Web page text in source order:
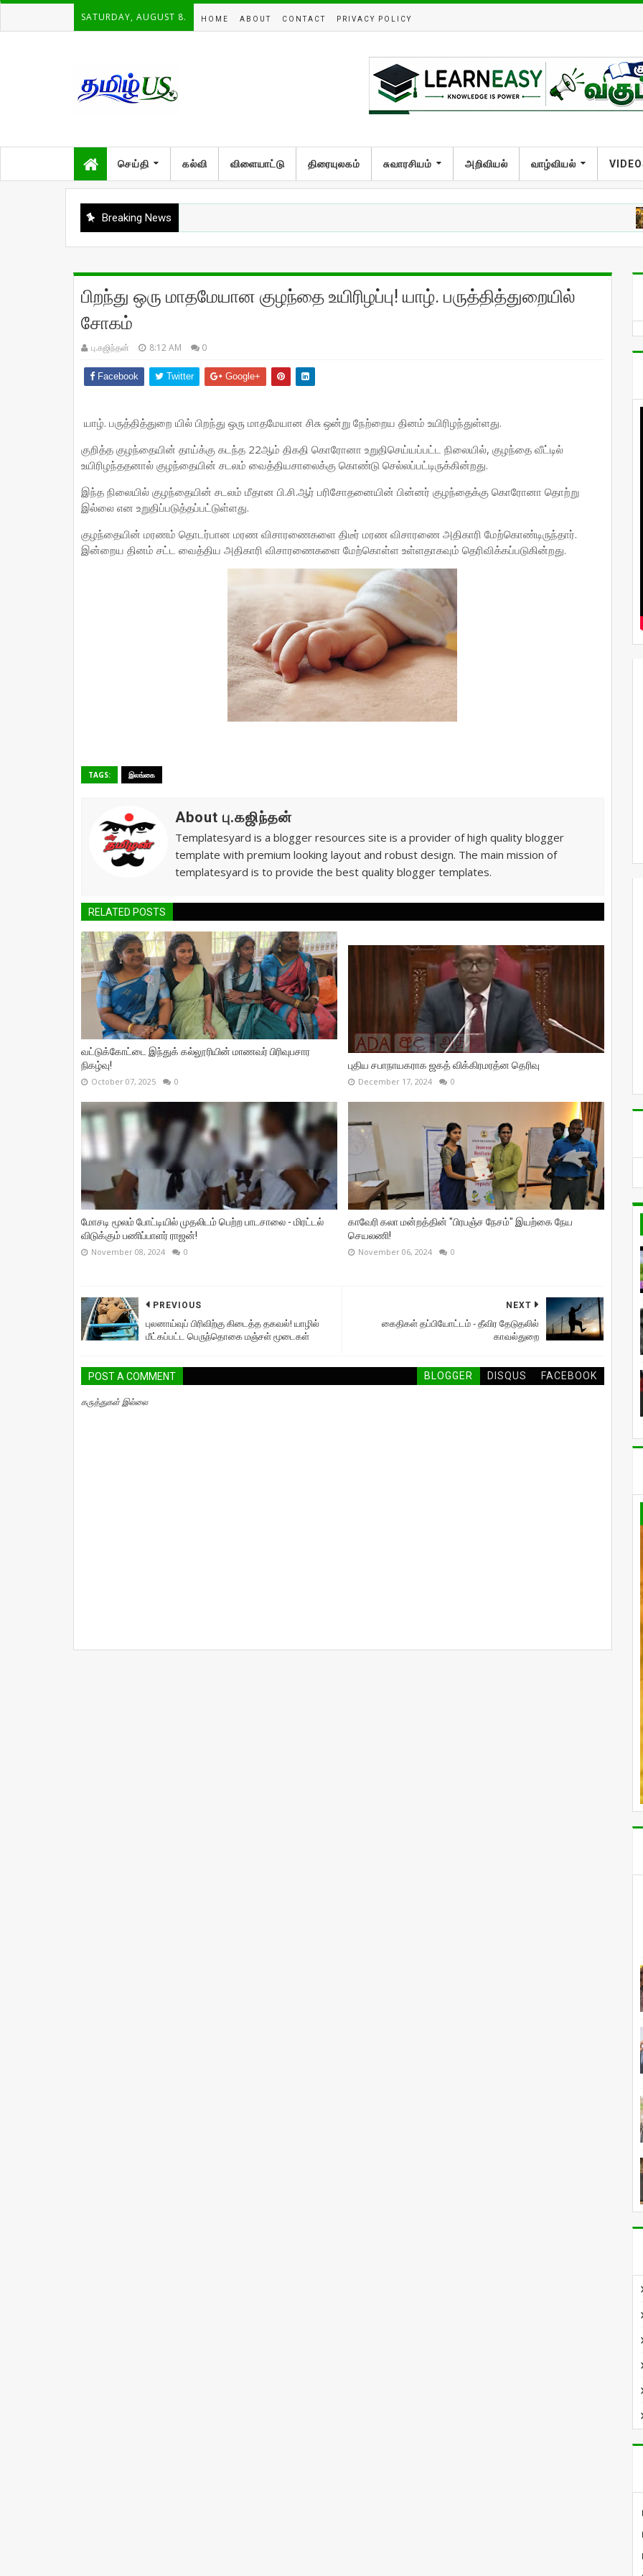
SATURDAY, AUGUST 8. HOME ABOUT CONTACT PRIVACY POLICY
செய்தி கல்வி விளையாட்டு திரையுலகம் சுவாரசியம் அறிவியல் வாழ்வியல்
Breaking News
பிறந்து ஒரு மாதமேயான குழந்தை உயிரிழப்பு! யாழ். பருத்தித்துறையில்
சோகம்
பு.கஜிந்தன் 8:12 AM 0
Facebook Twitter Google+
யாழ். பருத்தித்துறை யில் பிறந்து ஒரு மாதமேயான சிசு ஒன்று நேற்றைய தினம் உயிரிழந்துள்ளது.
குறித்த குழந்தையின் தாய்க்கு கடந்த 22ஆம் திகதி கொரோனா உறுதிசெய்யப்பட்ட நிலையில், குழந்தை வீட்டில்
உயிரிழந்ததனால் குழந்தையின் சடலம் வைத்தியசாலைக்கு கொண்டு செல்லப்பட்டிருக்கின்றது.
இந்த நிலையில் குழந்தையின் சடலம் மீதான பி.சி.ஆர் பரிசோதனையின் பின்னர் குழந்தைக்கு கொரோனா தொற்று
இல்லை என உறுதிப்படுத்தப்பட்டுள்ளது.
குழந்தையின் மரணம் தொடர்பான மரண விசாரணைகளை திடீர் மரண விசாரணை அதிகாரி மேற்கொண்டிருந்தார்.
இன்றைய தினம் சட்ட வைத்திய அதிகாரி விசாரணைகளை மேற்கொள்ள உள்ளதாகவும் தெரிவிக்கப்படுகின்றது.
TAGS: இலங்கை
About பு.கஜிந்தன்
Templatesyard is a blogger resources site is a provider of high quality blogger
template with premium looking layout and robust design. The main mission of
templatesyard is to provide the best quality blogger templates.
RELATED POSTS
வட்டுக்கோட்டை இந்துக் கல்லூரியின் மாணவர் பிரிவுபசார
நிகழ்வு!
October 07, 2025 0
புதிய சபாநாயகராக ஜகத் விக்கிரமரத்ன தெரிவு
December 17, 2024 0
மோசடி மூலம் போட்டியில் முதலிடம் பெற்ற பாடசாலை - மிரட்டல்
விடுக்கும் பணிப்பாளர் ராஜன்!
November 08, 2024 0
காவேரி கலா மன்றத்தின் "பிரபஞ்ச நேசம்" இயற்கை நேய
செயலணி!
November 06, 2024 0
NEXT
கைதிகள் தப்பியோட்டம் - தீவிர தேடுதலில்
காவல்துறை
PREVIOUS
புலனாய்வுப் பிரிவிற்கு கிடைத்த தகவல்! யாழில்
மீட்கப்பட்ட பெருந்தொகை மஞ்சள் மூடைகள்
POST A COMMENT BLOGGER DISQUS FACEBOOK
கருத்துகள் இல்லை